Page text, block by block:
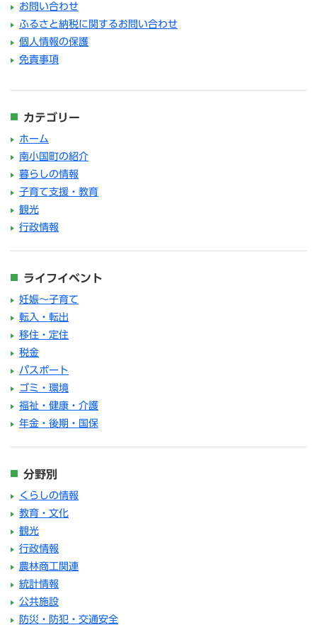
お問い合わせ
ふるさと納税に関するお問い合わせ
個人情報の保護
免責事項
カテゴリー
ホーム
南小国町の紹介
暮らしの情報
子育て支援・教育
観光
行政情報
ライフイベント
妊娠～子育て
転入・転出
移住・定住
税金
パスポート
ゴミ・環境
福祉・健康・介護
年金・後期・国保
分野別
くらしの情報
教育・文化
観光
行政情報
農林商工関連
統計情報
公共施設
防災・防犯・交通安全